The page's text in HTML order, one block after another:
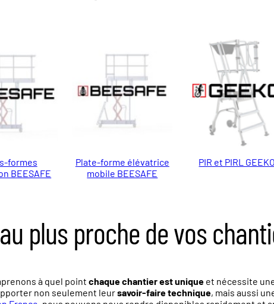
formes
BEESAFE
Plate-forme élévatrice
mobile BEESAFE
PIR et PIRL GEEKO
plus proche de vos
à quel point chaque chantier est unique et nécessite
non seulement leursavoir-faire technique, mais aussi